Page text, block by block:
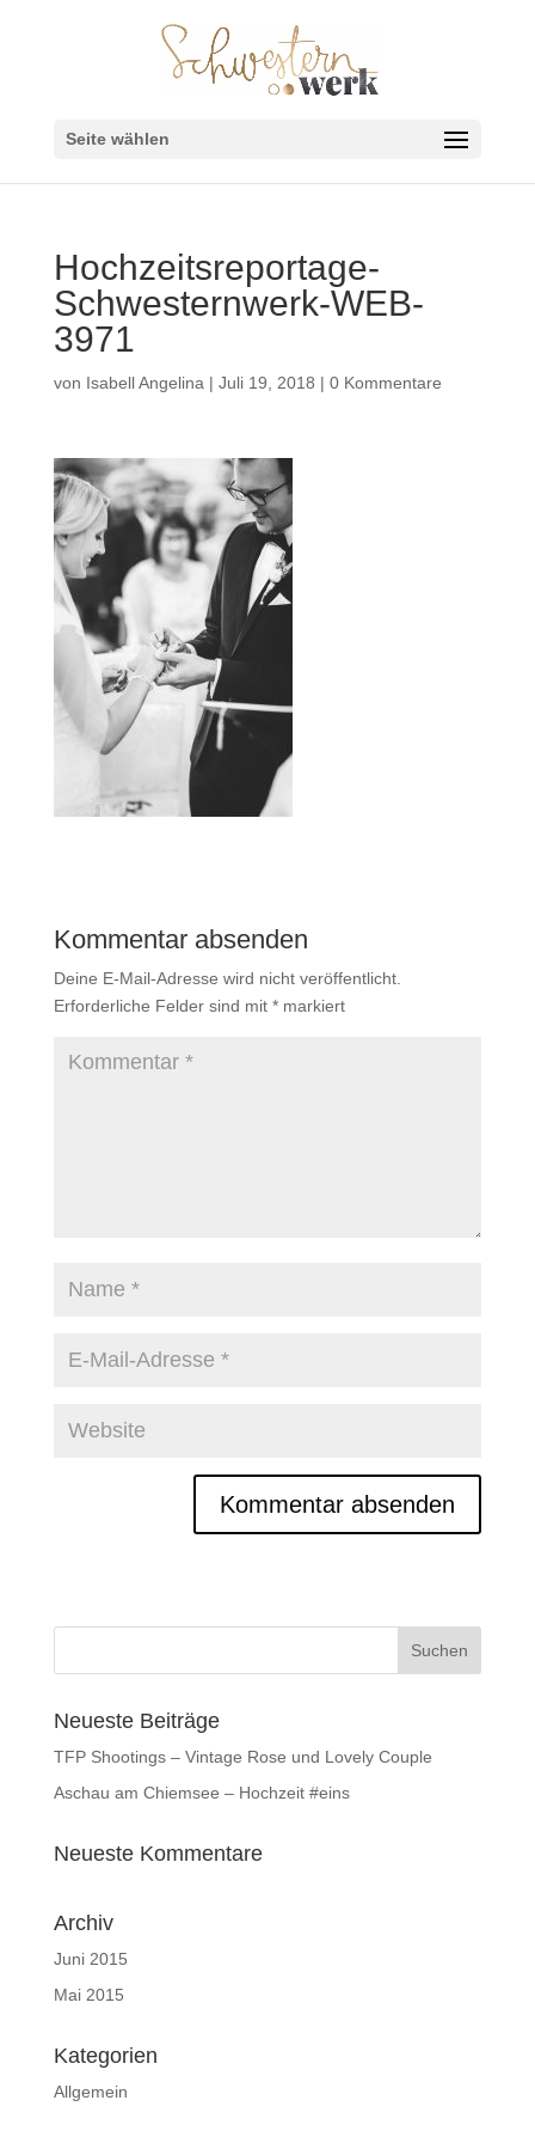
Seite wählen
Hochzeitsreportage-
Schwesternwerk-WEB-
3971
von Isabell Angelina | Juli 19, 2018 | 0 Kommentare
Kommentar absenden
Deine E-Mail-Adresse wird nicht veröffentlicht.
Erforderliche Felder sind mit *markiert
Neueste Beiträge
TFP Shootings – Vintage Rose und Lovely Couple
Aschau am Chiemsee – Hochzeit #eins
Neueste Kommentare
Archiv
Juni 2015
Mai 2015
Kategorien
Allgemein